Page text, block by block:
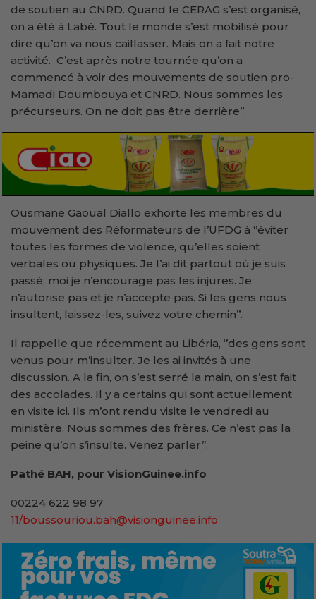
de soutien au CNRD. Quand le CERAG s’est organisé,
on a été à Labé. Tout le monde s’est mobilisé pour
dire qu’on va nous caillasser. Mais on a fait notre
activité. C’est après notre tournée qu’on a
commencé à voir des mouvements de soutien pro-
Mamadi Doumbouya et CNRD. Nous sommes les
précurseurs. On ne doit pas être derrière’’.
Ousmane Gaoual Diallo exhorte les membres du
mouvement des Réformateurs de l’UFDG à ‘’éviter
toutes les formes de violence, qu’elles soient
verbales ou physiques. Je l’ai dit partout où je suis
passé, moi je n’encourage pas les injures. Je
n’autorise pas et je n’accepte pas. Si les gens nous
insultent, laissez-les, suivez votre chemin’’.
Il rappelle que récemment au Libéria, ‘’des gens sont
venus pour m’insulter. Je les ai invités à une
discussion. A la fin, on s’est serré la main, on s’est fait
des accolades. Il y a certains qui sont actuellement
en visite ici. Ils m’ont rendu visite le vendredi au
ministère. Nous sommes des frères. Ce n’est pas la
peine qu’on s’insulte. Venez parler’’.
Pathé BAH, pour VisionGuinee.info
00224 622 98 97
11/boussouriou.bah@visionguinee.info